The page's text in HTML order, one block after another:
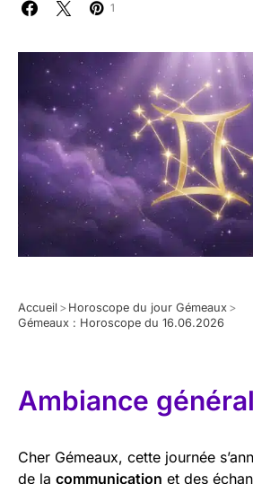
1
Accueil > Horoscope du jour Gémeaux >
Gémeaux : Horoscope du 16.06.2026
Ambiance
Cher Gémeaux, cette journée
de la communication et des